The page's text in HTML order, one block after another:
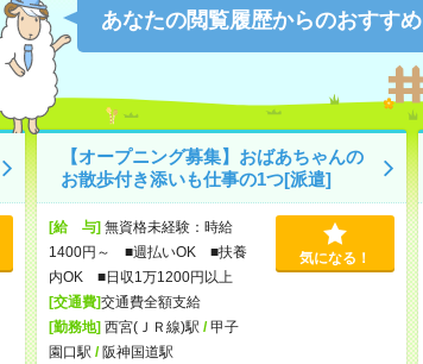
あなたの閲覧履歴からのおすすめ
【オープニング募集】おばあちゃんの
お散歩付き添いも仕事の1つ[派遣]
[給 与]無資格未経験：時給
1400円～ ■週払いOK ■扶養
内OK ■日収1万1200円以上
[交通費]交通費全額支給
[勤務地]西宮(ＪＲ線)駅 /甲子
園口駅 /阪神国道駅
気になる！